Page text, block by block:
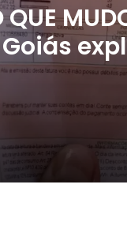
QUE
de